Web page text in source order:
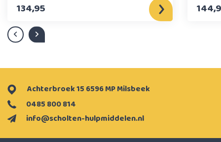
134,95
info@scholten-hulpmiddelen.nl
0485 800 814
Achterbroek 15 6596 MP Milsbeek